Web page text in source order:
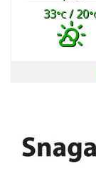
33°C/ 20